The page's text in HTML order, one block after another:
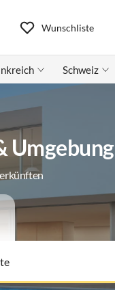
Wunschliste
Schweiz
Umgebung